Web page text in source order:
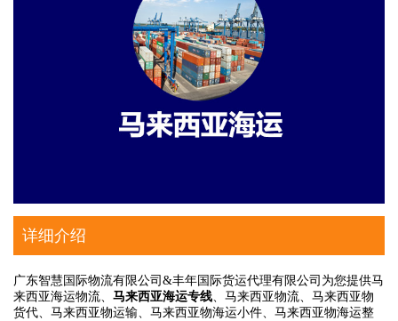
详细介绍
广东智慧国际物流有限公司&丰年国际货运代理有限公司为您提供马
来西亚海运物流、 马来西亚海运专线、马来西亚物流、马来西亚物
货代、马来西亚物运输、马来西亚物海运小件、马来西亚物海运整